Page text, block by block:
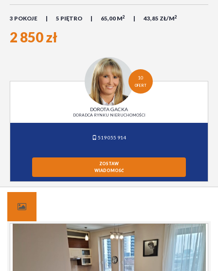
3 POKOJE 5 PIĘTRO 65,00 M2 43,85 ZŁ/M2
2 850 zł
10
OFERT
DOROTA GACKA
DORADCA RYNKU NIERUCHOMOŚCI
519 055 914
ZOSTAW
WIADOMOŚĆ